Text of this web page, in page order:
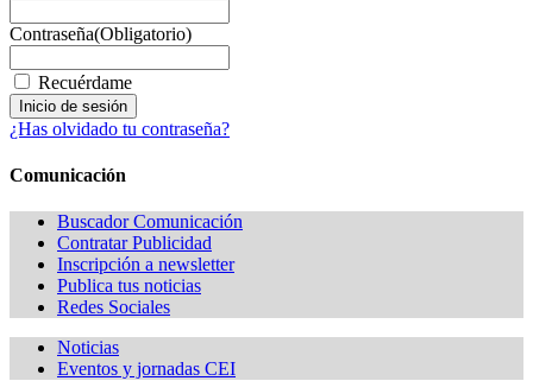
Contraseña(Obligatorio)
Recuérdame
¿Has olvidado tu contraseña?
Comunicación
Buscador Comunicación
Contratar Publicidad
Inscripción a newsletter
Publica tus noticias
Redes Sociales
Noticias
Eventos y jornadas CEI